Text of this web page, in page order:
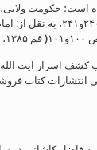
است؛ حکومت
نشر نی، چاپ اول ۱۳۷۷،
ق).
چاپ ۱۳۲۳ شمسی انتشارات